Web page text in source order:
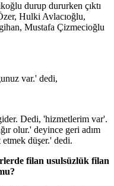
durup dururken çıktı
Hulki Avlacıoğlu,
Mustafa Çizmecioğlu
var.' dedi,
Dedi, 'hizmetlerim var'.
olur.' deyince geri adım
düşer.' dedi.
filan usulsüzlük filan